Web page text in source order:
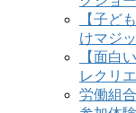
【子ど
けマジ
【面白
レクリ
労働組